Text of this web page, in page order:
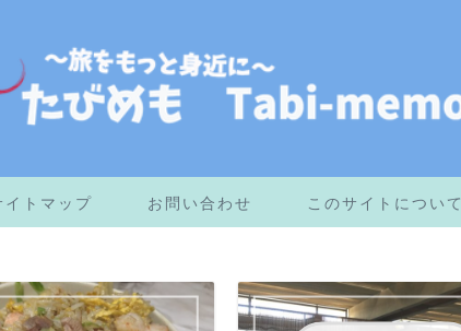
イトマップ お問い合わせ このサイトについて